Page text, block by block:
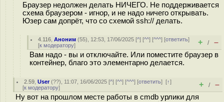
Браузер недолжен делать НИЧЕГО. Не поддерживается
схема браузером - игнор, и не надо ничего открывать.
Юзер сам допрёт, что со схемой ssh:// делать.
4.116 ,Аноним (55), 12:53, 17/06/2025 [^] [^^] [^^^] [ответить]
[к модератору] + / –
Вам надо - вы и отключайте. Или поместите браузер в
контейнер, благо это элементарно делается.
2.59 ,User(??), 11:07, 16/06/2025 [^] [^^] [^^^] [ответить][↑]
[к модератору] + / –
Ну вот на прошлом месте работы в cmdb урлики для